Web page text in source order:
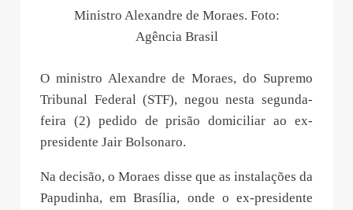
Ministro Alexandre de Moraes. Foto:
Agência Brasil
O ministro Alexandre de Moraes, do Supremo
Tribunal Federal (STF), negou nesta segunda-
feira (2) pedido de prisão domiciliar ao ex-
presidente Jair Bolsonaro.
Na decisão, o Moraes disse que as instalações da
Papudinha, em Brasília, onde o ex-presidente